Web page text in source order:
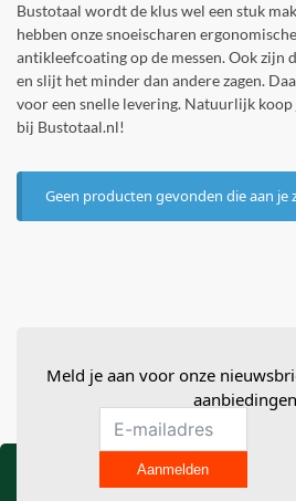
Bustotaal wordt de klus wel een stuk
hebben onze snoeischaren
antikleefcoating op de messen. Ook zijn
en slijt het minder dan andere zagen.
voor een snelle levering. Natuurlijk koop
bij Bustotaal.nl!
Geen producten gevonden die aan je
Meld je aan voor onze
Aanmelden